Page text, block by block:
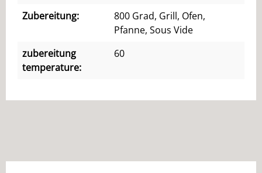
Zubereitung:
800 Grad, Grill, Ofen,
Pfanne, Sous Vide
zubereitung
temperature:
60